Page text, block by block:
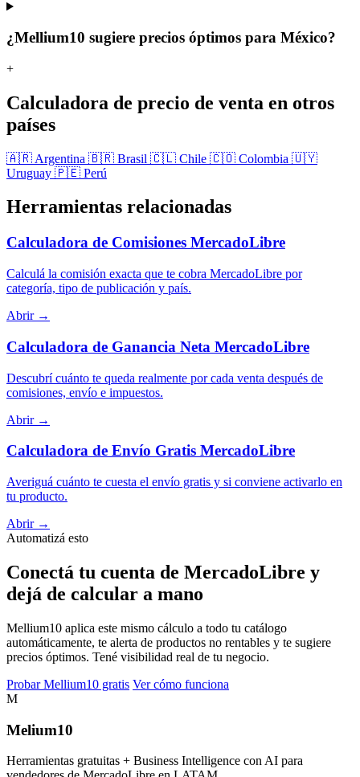
¿Mellium10 sugiere precios óptimos para México?
+
Calculadora de precio de venta en otros
países
🇦🇷 Argentina 🇧🇷 Brasil 🇨🇱 Chile 🇨🇴 Colombia 🇺🇾
Uruguay 🇵🇪 Perú
Herramientas relacionadas
Calculadora de Comisiones MercadoLibre
Calculá la comisión exacta que te cobra MercadoLibre por
categoría, tipo de publicación y país.
Abrir →
Calculadora de Ganancia Neta MercadoLibre
Descubrí cuánto te queda realmente por cada venta después de
comisiones, envío e impuestos.
Abrir →
Calculadora de Envío Gratis MercadoLibre
Averiguá cuánto te cuesta el envío gratis y si conviene activarlo en
tu producto.
Abrir →
Automatizá esto
Conectá tu cuenta de MercadoLibre y
dejá de calcular a mano
Mellium10 aplica este mismo cálculo a todo tu catálogo
automáticamente, te alerta de productos no rentables y te sugiere
precios óptimos. Tené visibilidad real de tu negocio.
Probar Mellium10 gratis Ver cómo funciona
M
Melium10
Herramientas gratuitas + Business Intelligence con AI para